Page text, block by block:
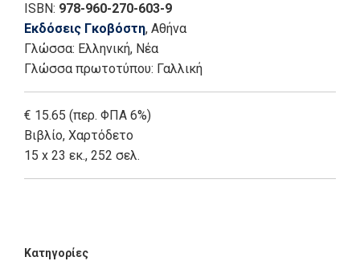
ISBN: 978-960-270-603-9
Εκδόσεις Γκοβόστη, Αθήνα
Γλώσσα: Ελληνική, Νέα
Γλώσσα πρωτοτύπου: Γαλλική
€ 15.65 (περ. ΦΠΑ 6%)
Βιβλίο, Χαρτόδετο
15 x 23 εκ., 252 σελ.
Κατηγορίες